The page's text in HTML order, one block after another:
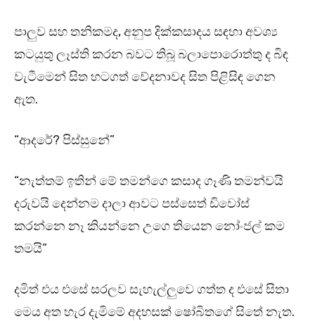
පාලුව සහ තනිකමද, අනුප දික්කසාදය සඳහා අවශ්‍ය
කටයුතු ලෑස්ති කරන බවට තිබූ බලාපොරොත්තු ද බිඳ
වැටීමෙන් සිත හටගත් වේදනාවද සිත පිළිසිඳ ගෙන
ඇත.
“ආදරේ? පිස්සුනේ”
“නැත්තම් ඉතින් මේ තමන්ගෙ කසාද ගෑණි තමන්වයි
දරුවයි දෙන්නම දාලා ආවට පස්සෙත් ඩිවෝස්
කරන්නෙ නෑ කියන්නෙ උගෙ තියෙන නෝංජල් කම
තමයි”
දමිත් එය එසේ සරලව සැහැල්ලුවෙ ගත්ත ද එසේ සිතා
මෙය අත හැර දැමිමේ අදහසක් ෂෝබිතගේ සිතේ නැත.